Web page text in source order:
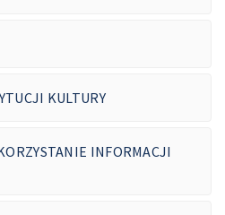
KULTURY
INFORMACJI